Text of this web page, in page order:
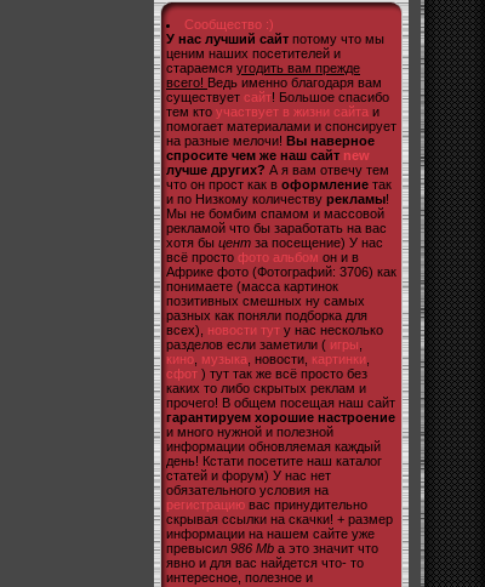
Сообщество :)
У нас лучший сайт потому что мы
ценим наших посетителей и
стараемся угодить вам прежде
всего! Ведь именно благодаря вам
существует сайт! Большое спасибо
тем кто участвует в жизни сайта и
помогает материалами и спонсирует
на разные мелочи! Вы наверное
спросите чем же наш сайт new
лучше других? А я вам отвечу тем
что он прост как в оформление так
и по Низкому количеству рекламы!
Мы не бомбим спамом и массовой
рекламой что бы заработать на вас
хотя бы цент за посещение) У нас
всё просто фото альбом он и в
Африке фото (Фотографий: 3706) как
понимаете (масса картинок
позитивных смешных ну самых
разных как поняли подборка для
всех), новости тут у нас несколько
разделов если заметили ( игры
кино музыка , новости, картинки
сфот ) тут так же всё просто без
каких то либо скрытых реклам и
прочего! В общем посещая наш сайт
гарантируем хорошие настроение
и много нужной и полезной
информации обновляемая каждый
день! Кстати посетите наш каталог
статей и форум) У нас нет
обязательного условия на
регистрацию вас принудительно
скрывая ссылки на скачки! + размер
информации на нашем сайте уже
превысил 986 Mb а это значит что
явно и для вас найдется что- то
интересное, полезное и